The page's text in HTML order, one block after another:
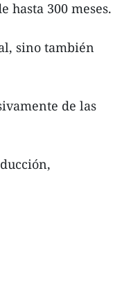
hasta 300 meses.
sino también
de las